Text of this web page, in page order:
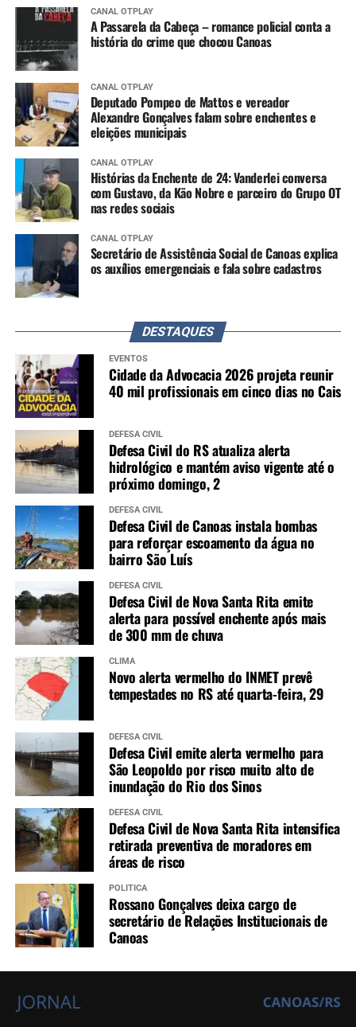
CANAL OTPLAY
A Passarela da Cabeça – romance policial conta a
história do crime que chocou Canoas
CANAL OTPLAY
Deputado Pompeo de Mattos e vereador
Alexandre Gonçalves falam sobre enchentes e
eleições municipais
CANAL OTPLAY
Histórias da Enchente de 24: Vanderlei conversa
com Gustavo, da Kão Nobre e parceiro do Grupo OT
nas redes sociais
CANAL OTPLAY
Secretário de Assistência Social de Canoas explica
os auxílios emergenciais e fala sobre cadastros
DESTAQUES
EVENTOS
Cidade da Advocacia 2026 projeta reunir
40 mil profissionais em cinco dias no Cais
DEFESA CIVIL
Defesa Civil do RS atualiza alerta
hidrológico e mantém aviso vigente até o
próximo domingo, 2
DEFESA CIVIL
Defesa Civil de Canoas instala bombas
para reforçar escoamento da água no
bairro São Luís
DEFESA CIVIL
Defesa Civil de Nova Santa Rita emite
alerta para possível enchente após mais
de 300 mm de chuva
CLIMA
Novo alerta vermelho do INMET prevê
tempestades no RS até quarta-feira, 29
DEFESA CIVIL
Defesa Civil emite alerta vermelho para
São Leopoldo por risco muito alto de
inundação do Rio dos Sinos
DEFESA CIVIL
Defesa Civil de Nova Santa Rita intensifica
retirada preventiva de moradores em
áreas de risco
POLÍTICA
Rossano Gonçalves deixa cargo de
secretário de Relações Institucionais de
Canoas